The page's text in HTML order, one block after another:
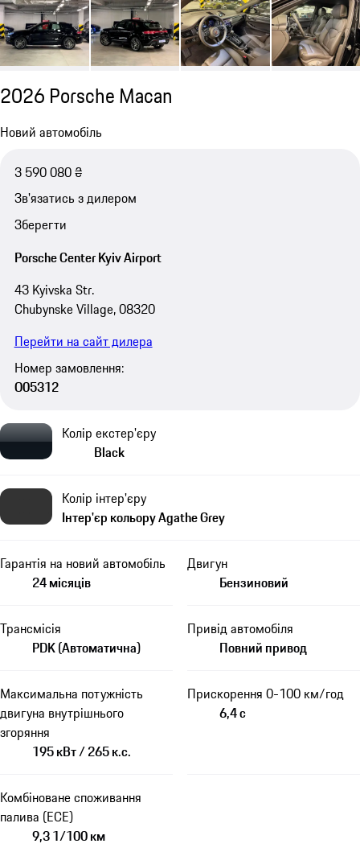
2026 Porsche Macan
Новий автомобіль
3 590 080 ₴
Зв'язатись з дилером
Зберегти
Porsche Center Kyiv Airport
43 Kyivska Str.
Chubynske Village, 08320
Перейти на сайт дилера
Номер замовлення:
O05312
Колір екстер'єру
Black
Колір інтер'єру
Інтер'єр кольору Agathe Grey
Гарантія на новий автомобіль
24 місяців
Двигун
Бензиновий
Трансмісія
PDK (Автоматична)
Привід автомобіля
Повний привод
Максимальна потужність
двигуна внутрішнього
згоряння
195 кВт / 265 к.с.
Прискорення 0-100 км/год
6,4 с
Комбіноване споживання
палива (ECE)
9,3 1/100 км